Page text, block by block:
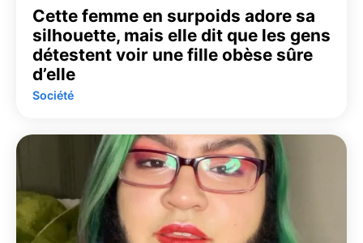
Cette femme en surpoids adore sa
silhouette, mais elle dit que les gens
détestent voir une fille obèse sûre
d’elle
Société